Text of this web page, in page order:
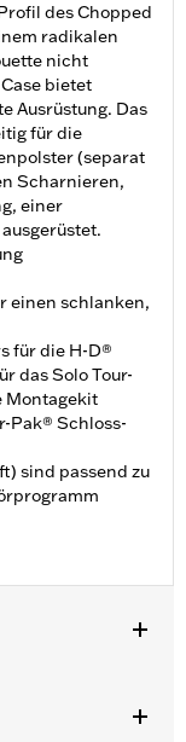
des Chopped
radikalen
nicht
bietet
Ausrüstung. Das
für die
(separat
Scharnieren,
einer
einen schlanken,
für die H-D®
das Solo Tour-
Montagekit
Pak® Schloss-
sind passend zu
CVO™